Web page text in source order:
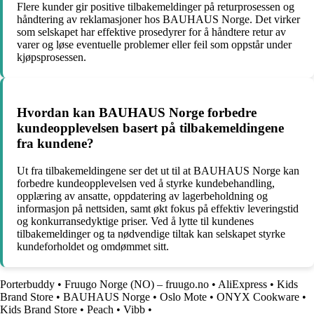
Flere kunder gir positive tilbakemeldinger på returprosessen og
håndtering av reklamasjoner hos BAUHAUS Norge. Det virker
som selskapet har effektive prosedyrer for å håndtere retur av
varer og løse eventuelle problemer eller feil som oppstår under
kjøpsprosessen.
Hvordan kan BAUHAUS Norge forbedre
kundeopplevelsen basert på tilbakemeldingene
fra kundene?
Ut fra tilbakemeldingene ser det ut til at BAUHAUS Norge kan
forbedre kundeopplevelsen ved å styrke kundebehandling,
opplæring av ansatte, oppdatering av lagerbeholdning og
informasjon på nettsiden, samt økt fokus på effektiv leveringstid
og konkurransedyktige priser. Ved å lytte til kundenes
tilbakemeldinger og ta nødvendige tiltak kan selskapet styrke
kundeforholdet og omdømmet sitt.
Porterbuddy • Fruugo Norge (NO) – fruugo.no • AliExpress • Kids
Brand Store • BAUHAUS Norge • Oslo Mote • ONYX Cookware •
Kids Brand Store • Peach • Vibb •